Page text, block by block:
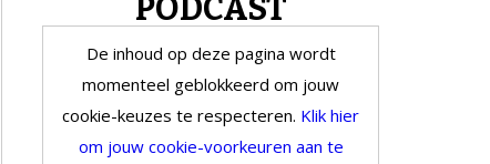
PODCAST
De inhoud op deze pagina wordt
momenteel geblokkeerd om jouw
cookie-keuzes te respecteren. Klik hier
om jouw cookie-voorkeuren aan te